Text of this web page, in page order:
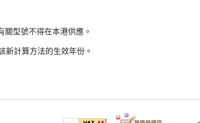
型號不得在本港供應。
新計算方法的生效年份。